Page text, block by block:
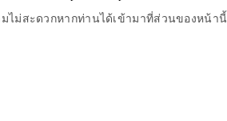
ไม่สะดวกหากท่านได้เข้ามาที่ส่วนของหน้านี้